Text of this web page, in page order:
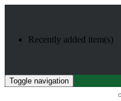
Recently added item(s)
Toggle navigation